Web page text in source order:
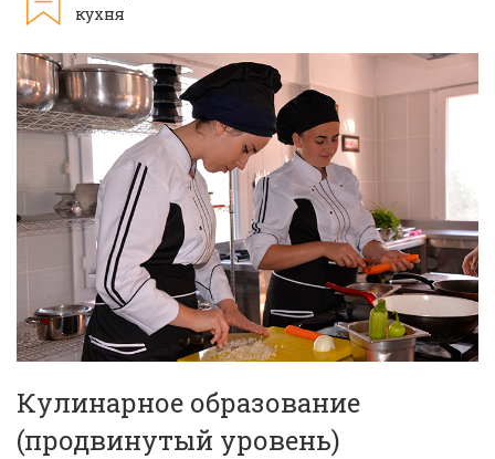
кухня
Кулинарное образование
(продвинутый уровень)